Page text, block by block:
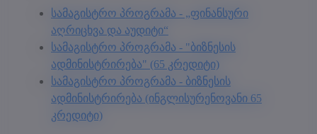
სამაგისტრო პროგრამა - „ფინანსური
აღრიცხვა და აუდიტი“
სამაგისტრო პროგრამა - "ბიზნესის
ადმინისტრირება" (65 კრედიტი)
სამაგისტრო პროგრამა - ბიზნესის
ადმინისტრირება (ინგლისურენოვანი 65
კრედიტი)